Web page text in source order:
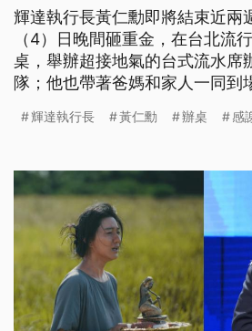
輝達執行長黃仁勳即將結束近兩
（4）日晚間砸重金，在台北流
桌，舉辦超接地氣的台式流水席
隊；他也帶著爸媽和家人一同到
起，也感謝台灣供應鏈的支持。
輝達執行長 黃仁勳 辦桌 感